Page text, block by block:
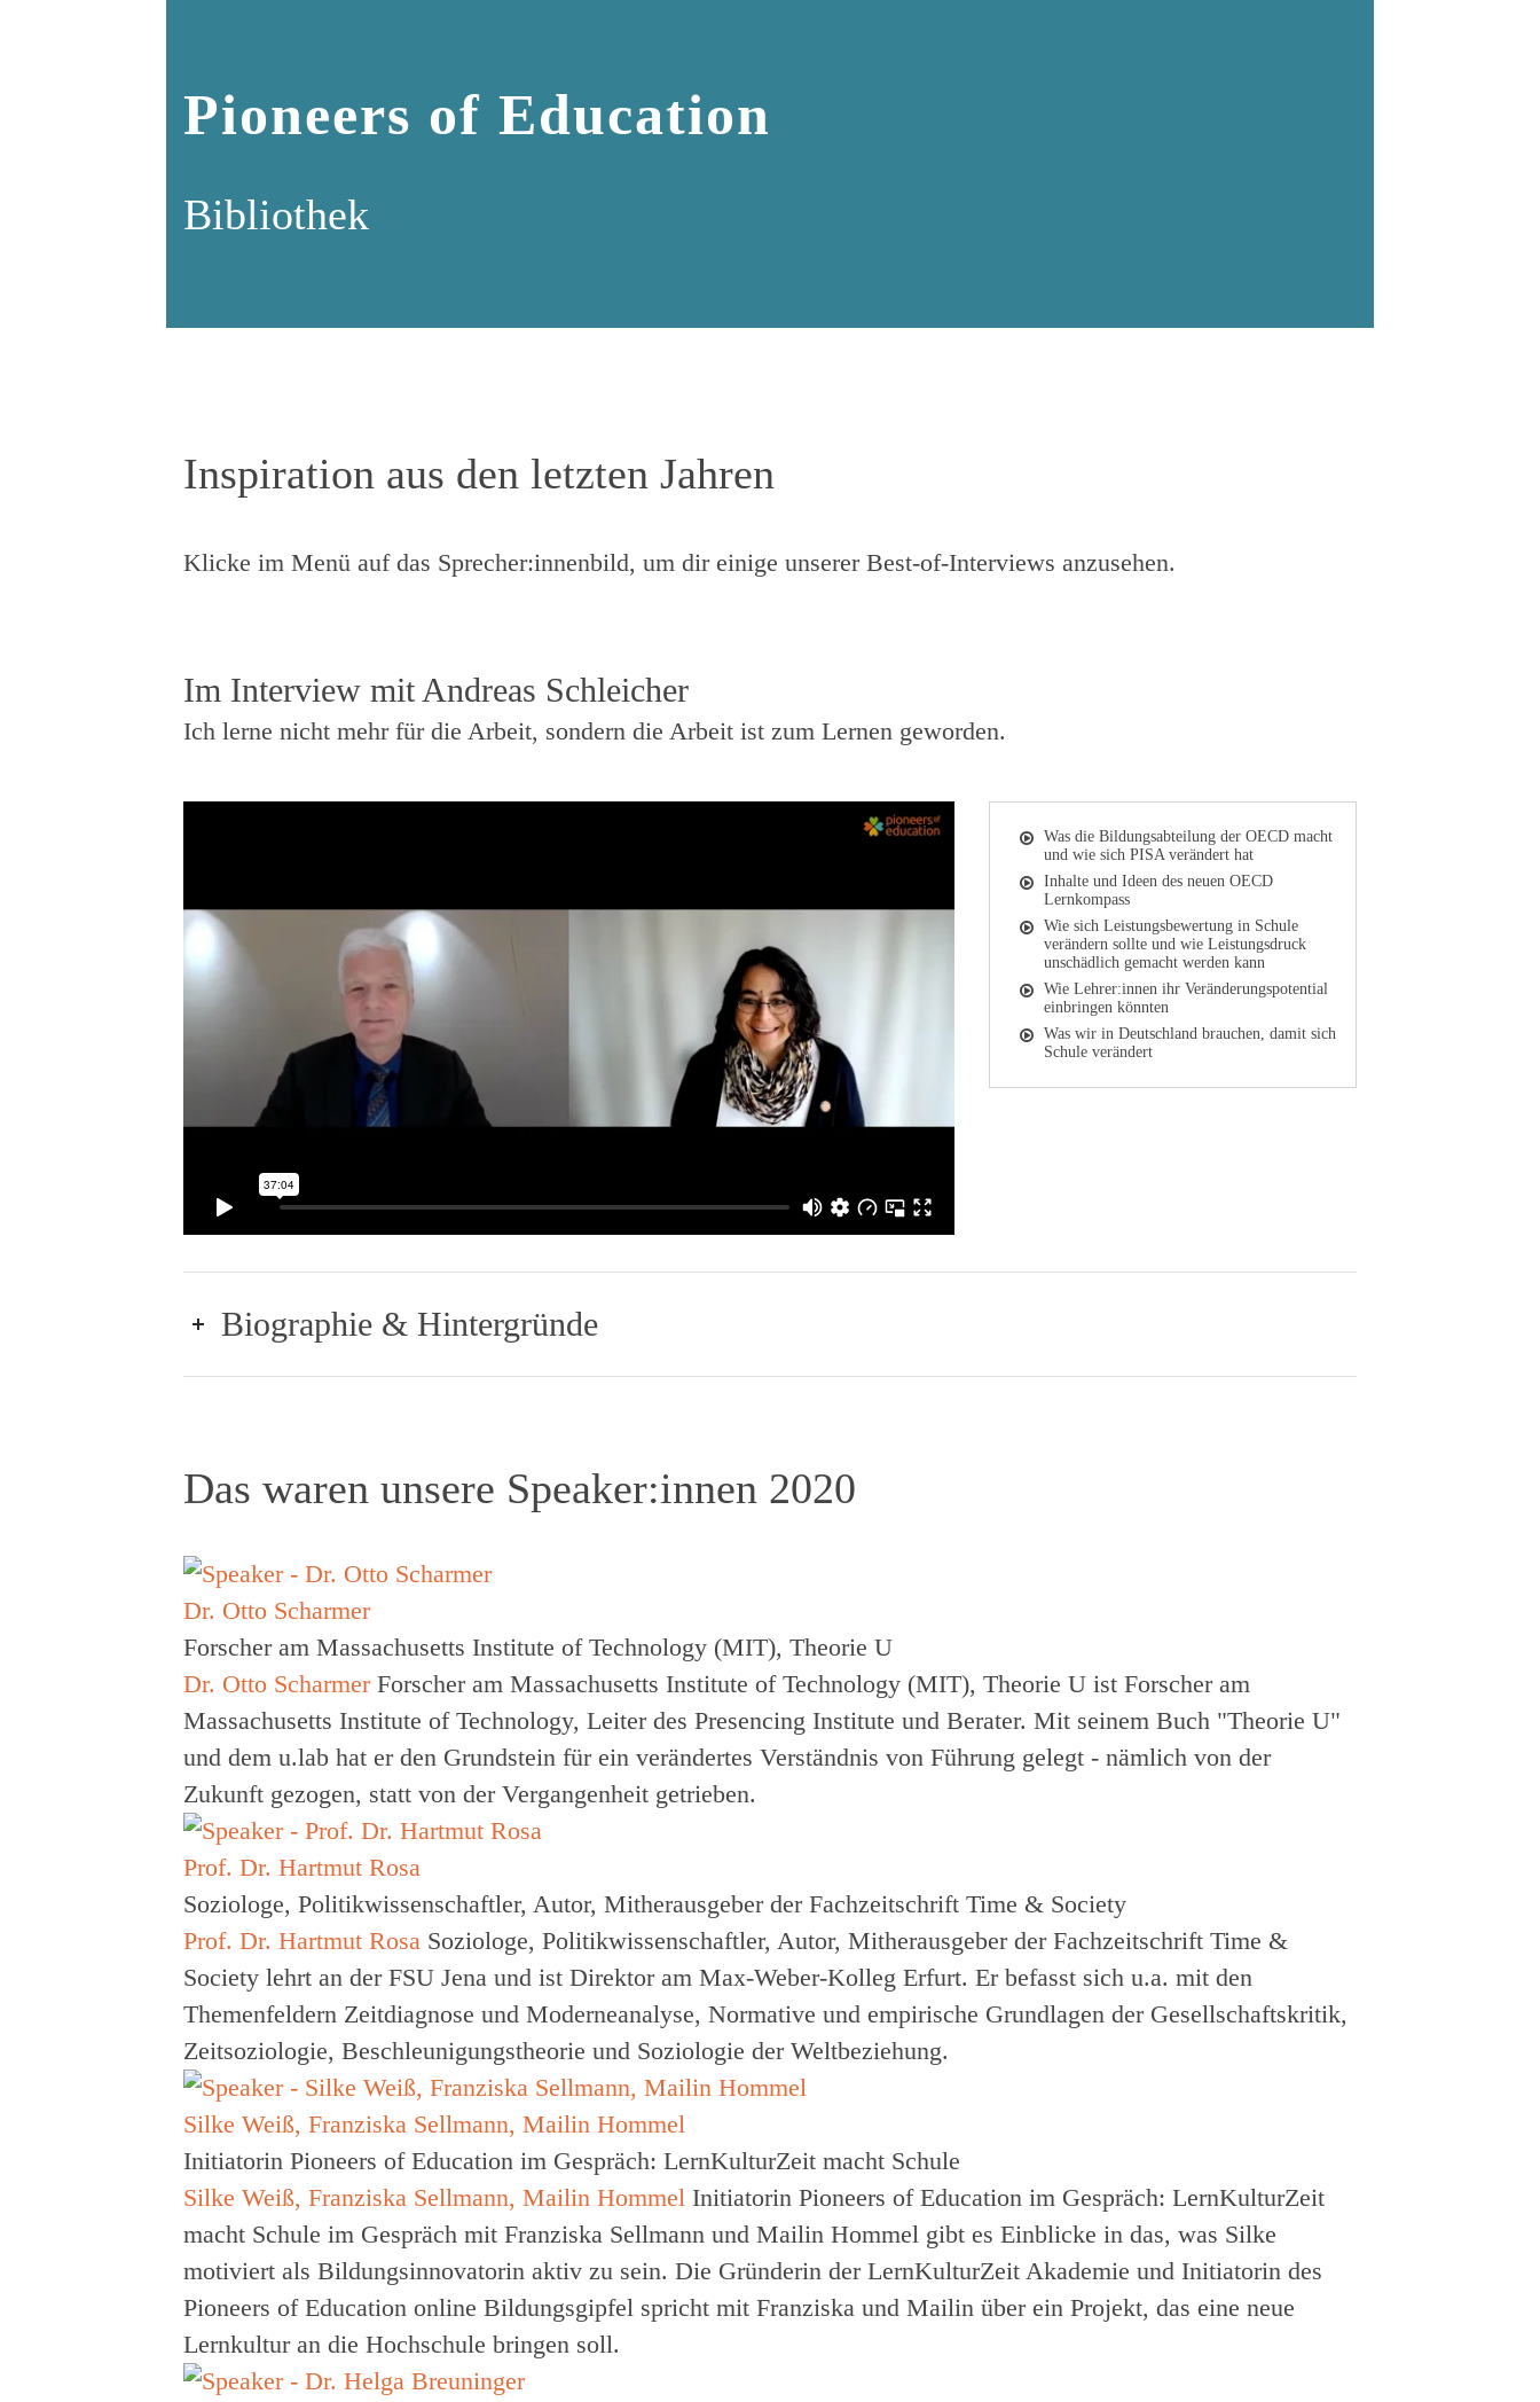
Pioneers of Education
Bibliothek
Inspiration aus den letzten Jahren
Klicke im Menü auf das Sprecher:innenbild, um dir einige unserer Best-of-Interviews anzusehen.
Im Interview mit Andreas Schleicher
Ich lerne nicht mehr für die Arbeit, sondern die Arbeit ist zum Lernen geworden.
Was die Bildungsabteilung der OECD macht
und wie sich PISA verändert hat
Inhalte und Ideen des neuen OECD
Lernkompass
Wie sich Leistungsbewertung in Schule
verändern sollte und wie Leistungsdruck
unschädlich gemacht werden kann
Wie Lehrer:innen ihr Veränderungspotential
einbringen könnten
Was wir in Deutschland brauchen, damit sich
Schule verändert
Biographie & Hintergründe
Das waren unsere Speaker:innen 2020
Dr. Otto Scharmer
Forscher am Massachusetts Institute of Technology (MIT), Theorie U
Dr. Otto Scharmer Forscher am Massachusetts Institute of Technology (MIT), Theorie U ist Forscher am
Massachusetts Institute of Technology, Leiter des Presencing Institute und Berater. Mit seinem Buch "Theorie U"
und dem u.lab hat er den Grundstein für ein verändertes Verständnis von Führung gelegt - nämlich von der
Zukunft gezogen, statt von der Vergangenheit getrieben.
Prof. Dr. Hartmut Rosa
Soziologe, Politikwissenschaftler, Autor, Mitherausgeber der Fachzeitschrift Time & Society
Prof. Dr. Hartmut Rosa Soziologe, Politikwissenschaftler, Autor, Mitherausgeber der Fachzeitschrift Time &
Society lehrt an der FSU Jena und ist Direktor am Max-Weber-Kolleg Erfurt. Er befasst sich u.a. mit den
Themenfeldern Zeitdiagnose und Moderneanalyse, Normative und empirische Grundlagen der Gesellschaftskritik,
Zeitsoziologie, Beschleunigungstheorie und Soziologie der Weltbeziehung.
Silke Weiß, Franziska Sellmann, Mailin Hommel
Initiatorin Pioneers of Education im Gespräch: LernKulturZeit macht Schule
Silke Weiß, Franziska Sellmann, Mailin Hommel Initiatorin Pioneers of Education im Gespräch: LernKulturZeit
macht Schule im Gespräch mit Franziska Sellmann und Mailin Hommel gibt es Einblicke in das, was Silke
motiviert als Bildungsinnovatorin aktiv zu sein. Die Gründerin der LernKulturZeit Akademie und Initiatorin des
Pioneers of Education online Bildungsgipfel spricht mit Franziska und Mailin über ein Projekt, das eine neue
Lernkultur an die Hochschule bringen soll.